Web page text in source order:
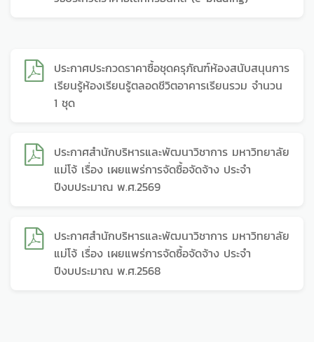
ประกาศประกวดราคาซื้อชุดครุภัณฑ์ห้องสนับสนุนการ
เรียนรู้ห้องเรียนรู้ตลอดชีวิตอาคารเรียนรวม จำนวน
1 ชุด
ประกาศสำนักบริหารและพัฒนาวิชาการ มหาวิทยาลัย
แม่โจ้ เรื่อง เผยแพร่การจัดซื้อจัดจ้าง ประจำ
ปีงบประมาณ พ.ศ.2569
ประกาศสำนักบริหารและพัฒนาวิชาการ มหาวิทยาลัย
แม่โจ้ เรื่อง เผยแพร่การจัดซื้อจัดจ้าง ประจำ
ปีงบประมาณ พ.ศ.2568